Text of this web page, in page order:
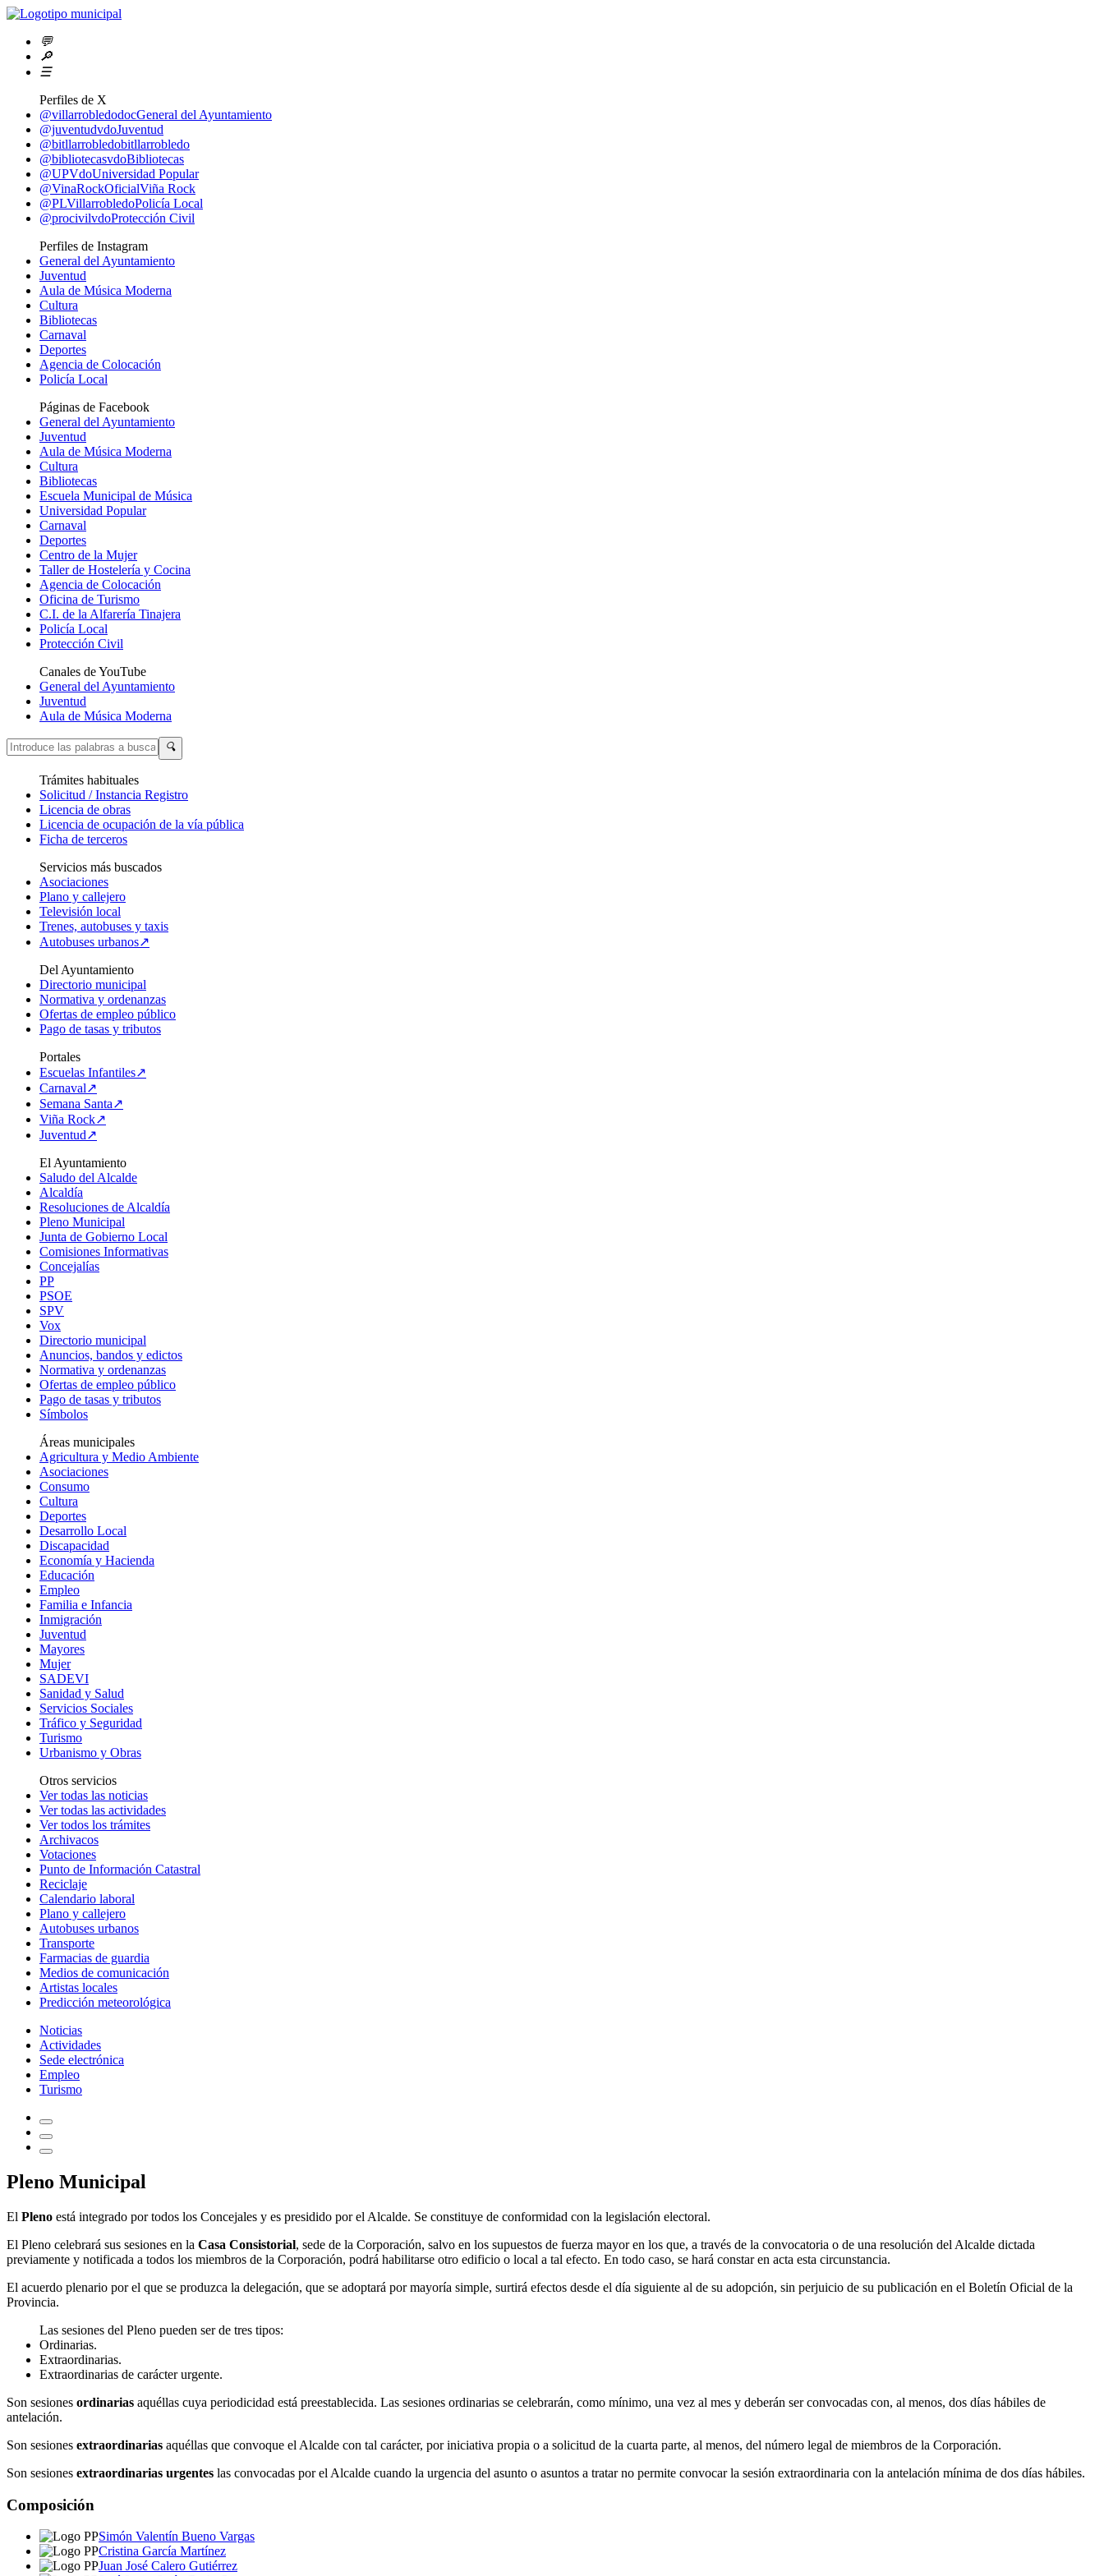
💬
🔎
☰
Perfiles de X
@villarrobledodocGeneral del Ayuntamiento
@juventudvdoJuventud
@bitllarrobledobitllarrobledo
@bibliotecasvdoBibliotecas
@UPVdoUniversidad Popular
@VinaRockOficialViña Rock
@PLVillarrobledoPolicía Local
@procivilvdoProtección Civil
Perfiles de Instagram
General del Ayuntamiento
Juventud
Aula de Música Moderna
Cultura
Bibliotecas
Carnaval
Deportes
Agencia de Colocación
Policía Local
Páginas de Facebook
General del Ayuntamiento
Juventud
Aula de Música Moderna
Cultura
Bibliotecas
Escuela Municipal de Música
Universidad Popular
Carnaval
Deportes
Centro de la Mujer
Taller de Hostelería y Cocina
Agencia de Colocación
Oficina de Turismo
C.I. de la Alfarería Tinajera
Policía Local
Protección Civil
Canales de YouTube
General del Ayuntamiento
Juventud
Aula de Música Moderna
🔍
Trámites habituales
Solicitud / Instancia Registro
Licencia de obras
Licencia de ocupación de la vía pública
Ficha de terceros
Servicios más buscados
Asociaciones
Plano y callejero
Televisión local
Trenes, autobuses y taxis
Autobuses urbanos↗
Del Ayuntamiento
Directorio municipal
Normativa y ordenanzas
Ofertas de empleo público
Pago de tasas y tributos
Portales
Escuelas Infantiles↗
Carnaval↗
Semana Santa↗
Viña Rock↗
Juventud↗
El Ayuntamiento
Saludo del Alcalde
Alcaldía
Resoluciones de Alcaldía
Pleno Municipal
Junta de Gobierno Local
Comisiones Informativas
Concejalías
PP
PSOE
SPV
Vox
Directorio municipal
Anuncios, bandos y edictos
Normativa y ordenanzas
Ofertas de empleo público
Pago de tasas y tributos
Símbolos
Áreas municipales
Agricultura y Medio Ambiente
Asociaciones
Consumo
Cultura
Deportes
Desarrollo Local
Discapacidad
Economía y Hacienda
Educación
Empleo
Familia e Infancia
Inmigración
Juventud
Mayores
Mujer
SADEVI
Sanidad y Salud
Servicios Sociales
Tráfico y Seguridad
Turismo
Urbanismo y Obras
Otros servicios
Ver todas las noticias
Ver todas las actividades
Ver todos los trámites
Archivacos
Votaciones
Punto de Información Catastral
Reciclaje
Calendario laboral
Plano y callejero
Autobuses urbanos
Transporte
Farmacias de guardia
Medios de comunicación
Artistas locales
Predicción meteorológica
Noticias
Actividades
Sede electrónica
Empleo
Turismo
Pleno Municipal
El Pleno está integrado por todos los Concejales y es presidido por el Alcalde. Se constituye de conformidad con la legislación electoral.
El Pleno celebrará sus sesiones en la Casa Consistorial, sede de la Corporación, salvo en los supuestos de fuerza mayor en los que, a través de la convocatoria o de una resolución del Alcalde dictada
previamente y notificada a todos los miembros de la Corporación, podrá habilitarse otro edificio o local a tal efecto. En todo caso, se hará constar en acta esta circunstancia.
El acuerdo plenario por el que se produzca la delegación, que se adoptará por mayoría simple, surtirá efectos desde el día siguiente al de su adopción, sin perjuicio de su publicación en el Boletín Oficial de la
Provincia.
Las sesiones del Pleno pueden ser de tres tipos:
Ordinarias.
Extraordinarias.
Extraordinarias de carácter urgente.
Son sesiones ordinarias aquéllas cuya periodicidad está preestablecida. Las sesiones ordinarias se celebrarán, como mínimo, una vez al mes y deberán ser convocadas con, al menos, dos días hábiles de
antelación.
Son sesiones extraordinarias aquéllas que convoque el Alcalde con tal carácter, por iniciativa propia o a solicitud de la cuarta parte, al menos, del número legal de miembros de la Corporación.
Son sesiones extraordinarias urgentes las convocadas por el Alcalde cuando la urgencia del asunto o asuntos a tratar no permite convocar la sesión extraordinaria con la antelación mínima de dos días hábiles.
Composición
Simón Valentín Bueno Vargas
Cristina García Martínez
Juan José Calero Gutiérrez